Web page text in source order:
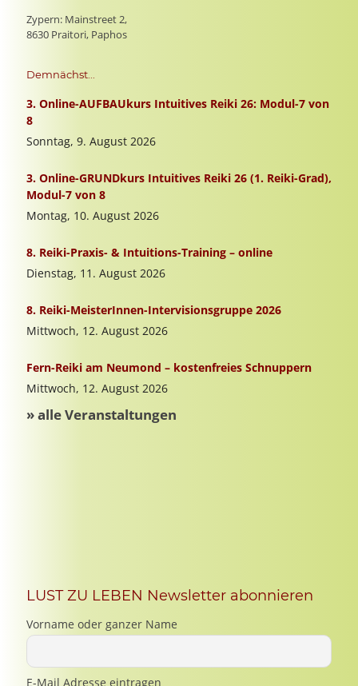
Zypern: Mainstreet 2,
8630 Praitori, Paphos
Demnächst...
LUST ZU LEBEN Newsletter abonnieren
Vorname oder ganzer Name
E-Mail Adresse eintragen